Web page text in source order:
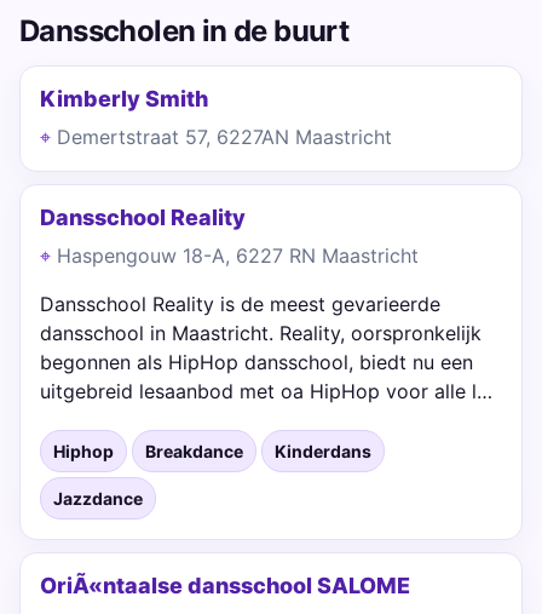
Dansscholen in de buurt
Kimberly Smith
Demertstraat 57, 6227AN Maastricht
Dansschool Reality
Haspengouw 18-A, 6227 RN Maastricht
Dansschool Reality is de meest gevarieerde
dansschool in Maastricht. Reality, oorspronkelijk
begonnen als HipHop dansschool, biedt nu een
uitgebreid lesaanbod met oa HipHop voor alle l…
Hiphop Breakdance Kinderdans
Jazzdance
OriÃ«ntaalse dansschool SALOME